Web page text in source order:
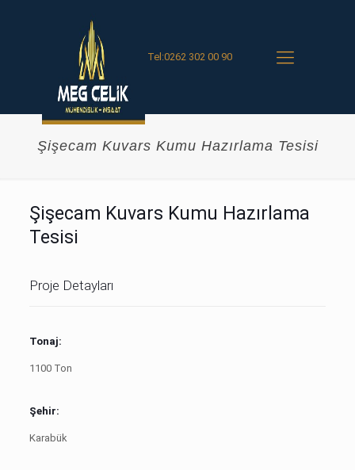
Tel:0262 302 00 90
Şişecam Kuvars Kumu Hazırlama Tesisi
Şişecam Kuvars Kumu Hazırlama
Tesisi
Proje Detayları
Tonaj:
1100 Ton
Şehir:
Karabük